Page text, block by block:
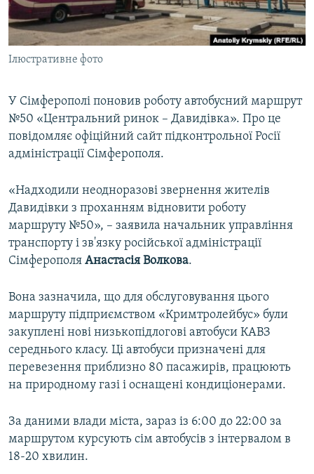
ВІДЕОУРОКИ «ELIFBE»
СВІДЧЕННЯ ОКУПАЦІЇ
УКРАЇНСЬКА ПРОБЛЕМА КРИМУ
Русский
Qırımtatar
Усі сайти RFE/RL
Ілюстративне фото
У Сімферополі поновив роботу автобусний маршрут
№50 «Центральний ринок – Давидівка». Про це
повідомляє офіційний сайт підконтрольної Росії
адміністрації Сімферополя.
«Надходили неодноразові звернення жителів
Давидівки з проханням відновити роботу
маршруту №50», – заявила начальник управління
транспорту і зв'язку російської адміністрації
Сімферополя Анастасія Волкова.
Вона зазначила, що для обслуговування цього
маршруту підприємством «Кримтролейбус» були
закуплені нові низькопідлогові автобуси КАВЗ
середнього класу. Ці автобуси призначені для
перевезення приблизно 80 пасажирів, працюють
на природному газі і оснащені кондиціонерами.
За даними влади міста, зараз із 6:00 до 22:00 за
маршрутом курсують сім автобусів з інтервалом в
18-20 хвилин.